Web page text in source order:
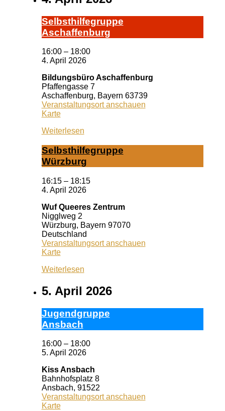
Selbst­hil­fe­grup­pe
A­schaf­fen­burg
16:00 – 18:00
4. April 2026
Bildungsbüro Aschaffenburg
Pfaffengasse 7
Aschaffenburg, Bayern 63739
Veranstaltungsort anschauen
KarteBildungsbüro
Weiterlesen
Selbst­hil­fe­grup­pe
Würz­burg
16:15 – 18:15
4. April 2026
Wuf Queeres Zentrum
Nigglweg 2
Würzburg, Bayern 97070
Deutschland
Veranstaltungsort anschauen
KarteWuf
Zentrum
Weiterlesen
5. April 2026
Ju­gend­grup­pe
Ans­bach
16:00 – 18:00
5. April 2026
Kiss Ansbach
Bahnhofsplatz 8
Ansbach, 91522
Veranstaltungsort anschauen
KarteKiss